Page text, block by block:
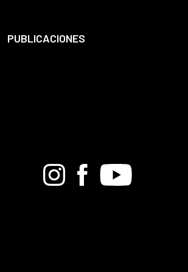
PUBLICACIONES
BandcampInstagramFacebook
Youtube